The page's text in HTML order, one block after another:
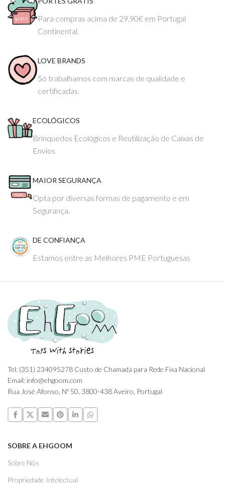
Para compras acima de 29.90€ em Portugal
Continental.
LOVE BRANDS
Só trabalhamos com marcas de qualidade e
certificadas.
ECOLÓGICOS
Brinquedos Ecológicos e Reutilização de Caixas de
Envios
MAIOR SEGURANÇA
Opta por diversas formas de pagamento e em
Segurança.
DE CONFIANÇA
Estamos entre as Melhores PME Portuguesas
Tel: (351) 234095278 Custo de Chamada para Rede Fixa Nacional
Email: info@ehgoom.com
Rua José Afonso, Nº 50, 3800-438 Aveiro, Portugal
SOBRE A EHGOOM
Sobre Nós
Propriedade Intelectual